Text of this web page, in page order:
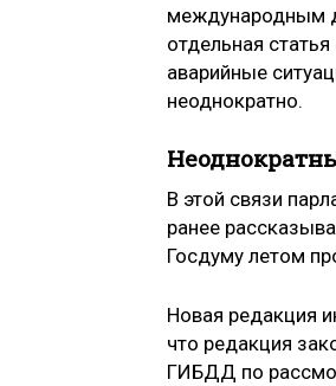
международным
отдельная
аварийные
неоднократно.
В этой связи
ранее
Госдуму летом
Новая редакция
что редакция
ГИБДД по